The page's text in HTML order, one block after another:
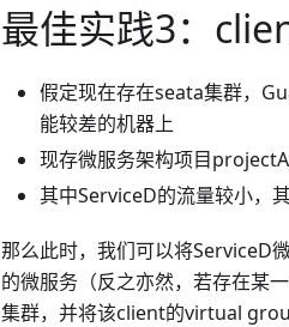
最佳实践3：
假定现在存在seata集群，
能较差的机器上
现存微服务架构项目
其中ServiceD的流量较小，
那么此时，我们可以将ServiceD
的微服务（反之亦然，若存在某
集群，并将该client的virtual